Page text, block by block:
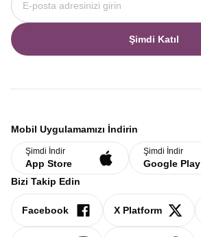
Şimdi Katıl
Mobil Uygulamamızı İndirin
Şimdi İndir
App Store
Şimdi İndir
Google Play
Bizi Takip Edin
Facebook X Platform